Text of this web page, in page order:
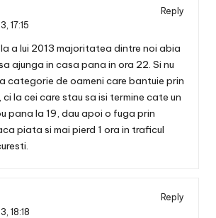
Reply
17:15
a lui 2013 majoritatea dintre noi abia
ajunga in casa pana in ora 22. Si nu
categorie de oameni care bantuie prin
ci la cei care stau sa isi termine cate un
pana la 19, dau apoi o fuga prin
piata si mai pierd 1 ora in traficul
Reply
18:18